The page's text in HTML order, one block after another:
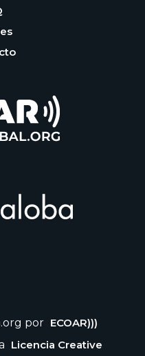
por ECOAR)))
Licencia Creative